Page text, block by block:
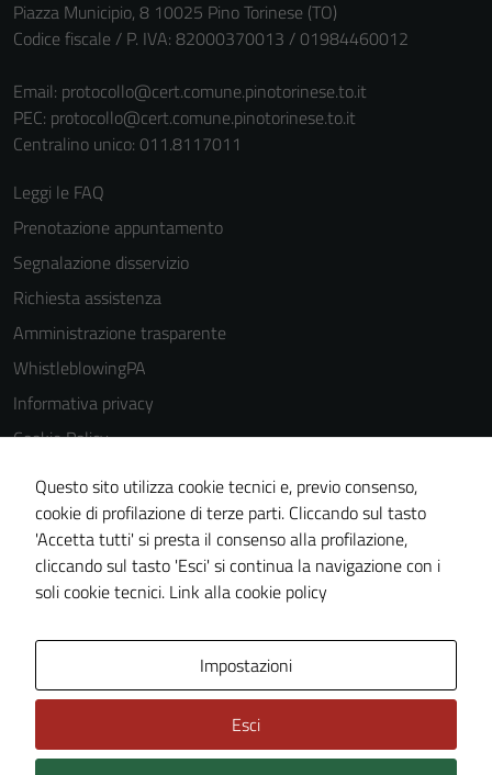
Piazza Municipio, 8 10025 Pino Torinese (TO)
Codice fiscale / P. IVA: 82000370013 / 01984460012
Email: protocollo@cert.comune.pinotorinese.to.it
PEC: protocollo@cert.comune.pinotorinese.to.it
Centralino unico: 011.8117011
Leggi le FAQ
Prenotazione appuntamento
Segnalazione disservizio
Richiesta assistenza
Amministrazione trasparente
WhistleblowingPA
Informativa privacy
Cookie Policy
Note legali
Dichiarazione di accessibilità
Piano di miglioramento del sito
Certificazione sistema gestione qualità
Questo sito utilizza cookie tecnici e, previo consenso,
cookie di profilazione di terze parti. Cliccando sul tasto
'Accetta tutti' si presta il consenso alla profilazione,
cliccando sul tasto 'Esci' si continua la navigazione con i
soli cookie tecnici. Link alla cookie policy
Impostazioni
Esci